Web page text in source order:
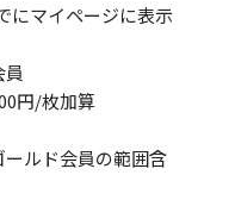
にマイページに表示
円/枚加算
ールド会員の範囲含